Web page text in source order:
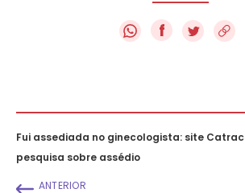
f
Fui assediada no ginecologista: site
pesquisa sobre assédio
ANTERIOR